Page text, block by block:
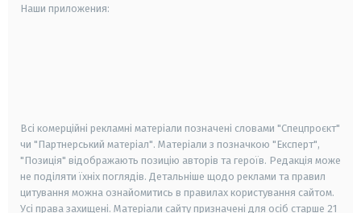
Наши приложения:
Всі комерційні рекламні матеріали позначені словами "Спецпроєкт"
чи "Партнерський матеріал". Матеріали з позначкою "Експерт",
"Позиція" відображають позицію авторів та героїв. Редакція може
не поділяти їхніх поглядів. Детальніше щодо реклами та правил
цитування можна ознайомитись в правилах користування сайтом.
Усі права захищені. Матеріали сайту призначені для осіб старше 21